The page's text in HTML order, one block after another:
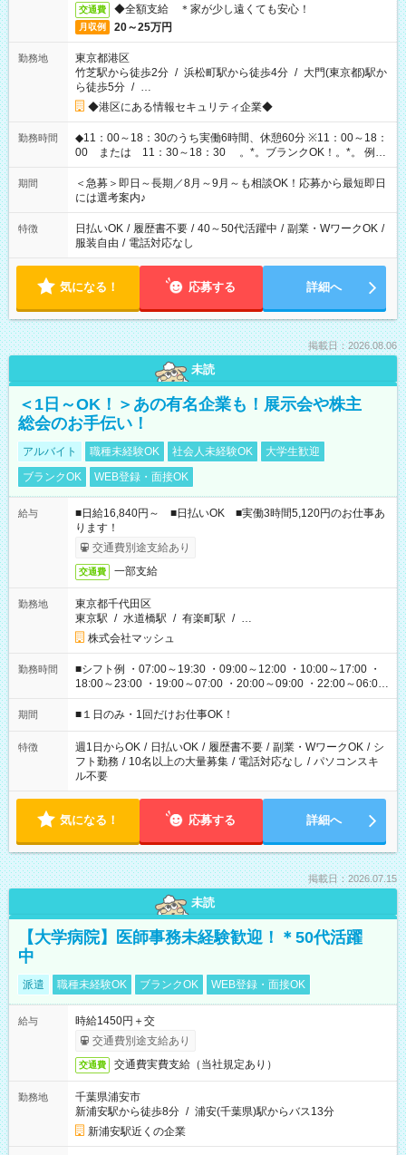
交通費 ◆全額支給 ＊家が少し遠くても安心！
月収例 20～25万円
勤務地
東京都港区
竹芝駅から徒歩2分 / 浜松町駅から徒歩4分 / 大門(東京都)駅か
ら徒歩5分 / …
◆港区にある情報セキュリティ企業◆
勤務時間
◆11：00～18：30のうち実働6時間、休憩60分 ※11：00～18：
00 または 11：30～18：30 。*。ブランクOK！。*。 例え
ば前職が、 在宅/財団法人/事務/コールセンター/受付/販売/カフェ
スタッフ スイーツ販売/ホテルフロント/化粧品販売/など 様々な
業界から入社して活躍されています♪
期間
＜急募＞即日～長期／8月～9月～も相談OK！応募から最短即日
には選考案内♪
特徴 日払いOK / 履歴書不要 / 40～50代活躍中 / 副業・WワークOK /
服装自由 / 電話対応なし
気になる！ 応募する 詳細へ
掲載日：2026.08.06
未読
＜1日～OK！＞あの有名企業も！展示会や株主
総会のお手伝い！
アルバイト 職種未経験OK 社会人未経験OK
大学生歓迎
ブランクOK
WEB登録・面接OK
給与
■日給16,840円～ ■日払いOK ■実働3時間5,120円のお仕事あ
ります！
交通費別途支給あり
交通費 一部支給
勤務地
東京都千代田区
東京駅 / 水道橋駅 / 有楽町駅 / …
株式会社マッシュ
勤務時間
■シフト例 ・07:00～19:30 ・09:00～12:00 ・10:00～17:00 ・
18:00～23:00 ・19:00～07:00 ・20:00～09:00 ・22:00～06:00
etc ★最短で3時間で5,120円のお仕事から 15時間で2万円近く稼
げるお仕事も！ ご希望のお時間に合わせてご紹介！ ※シフトは
ください！
期間 ■１日のみ・1回だけお仕事OK！
特徴 週1日からOK / 日払いOK / 履歴書不要 / 副業・WワークOK / シ
フト勤務 / 10名以上の大量募集 / 電話対応なし / パソコンスキ
ル不要
気になる！ 応募する 詳細へ
掲載日：2026.07.15
未読
【大学病院】医師事務未経験歓迎！＊50代活躍
中
派遣 職種未経験OK ブランクOK WEB登録・面接OK
給与
時給1450円＋交
交通費別途支給あり
交通費 交通費実費支給（当社規定あり）
勤務地
千葉県浦安市
新浦安駅から徒歩8分 / 浦安(千葉県)駅からバス13分
新浦安駅近くの企業